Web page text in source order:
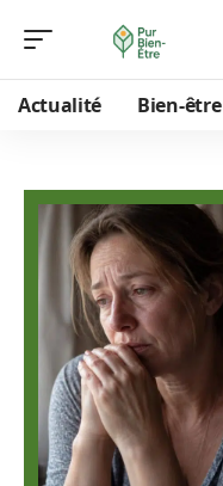
Actualité Bien-être